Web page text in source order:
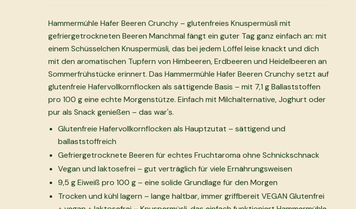
Hammermühle Hafer Beeren Crunchy – glutenfreies Knuspermüsli mit
gefriergetrockneten Beeren Manchmal fängt ein guter Tag ganz einfach an: mit
einem Schüsselchen Knuspermüsli, das bei jedem Löffel leise knackt und dich
mit den aromatischen Tupfern von Himbeeren, Erdbeeren und Heidelbeeren an
Sommerfrühstücke erinnert. Das Hammermühle Hafer Beeren Crunchy setzt auf
glutenfreie Hafervollkornflocken als sättigende Basis – mit 7,1 g Ballaststoffen
pro 100 g eine echte Morgenstütze. Einfach mit Milchalternative, Joghurt oder
pur als Snack genießen – das war's.
Glutenfreie Hafervollkornflocken als Hauptzutat – sättigend und
ballaststoffreich
Gefriergetrocknete Beeren für echtes Fruchtaroma ohne Schnickschnack
Vegan und laktosefrei – gut verträglich für viele Ernährungsweisen
9,5 g Eiweiß pro 100 g – eine solide Grundlage für den Morgen
Trocken und kühl lagern – lange haltbar, immer griffbereit VEGAN Glutenfrei